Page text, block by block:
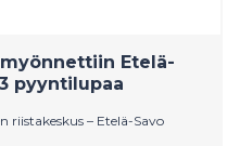
Etelä-
pyyntilupaa
riistakeskus – Etelä-Savo